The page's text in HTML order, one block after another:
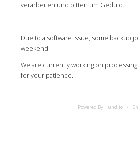
verarbeiten und bitten um Geduld.
-----
Due to a software issue, some backup
weekend.
We are currently working on
for your patience.
Powered By Hund.io